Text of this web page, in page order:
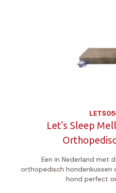
Let's Sleep
Een in Nederland met
orthopedisch hondenkussen
hond perfect